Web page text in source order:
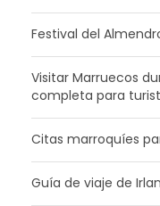
Festival del
Visitar Marruecos
completa para
Citas marroquíes
Guía de viaje de